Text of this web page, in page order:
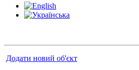
Додати новий об'єкт